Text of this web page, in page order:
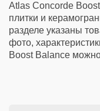
Atlas Concorde
плитки и
разделе указаны
фото,
Boost Balance